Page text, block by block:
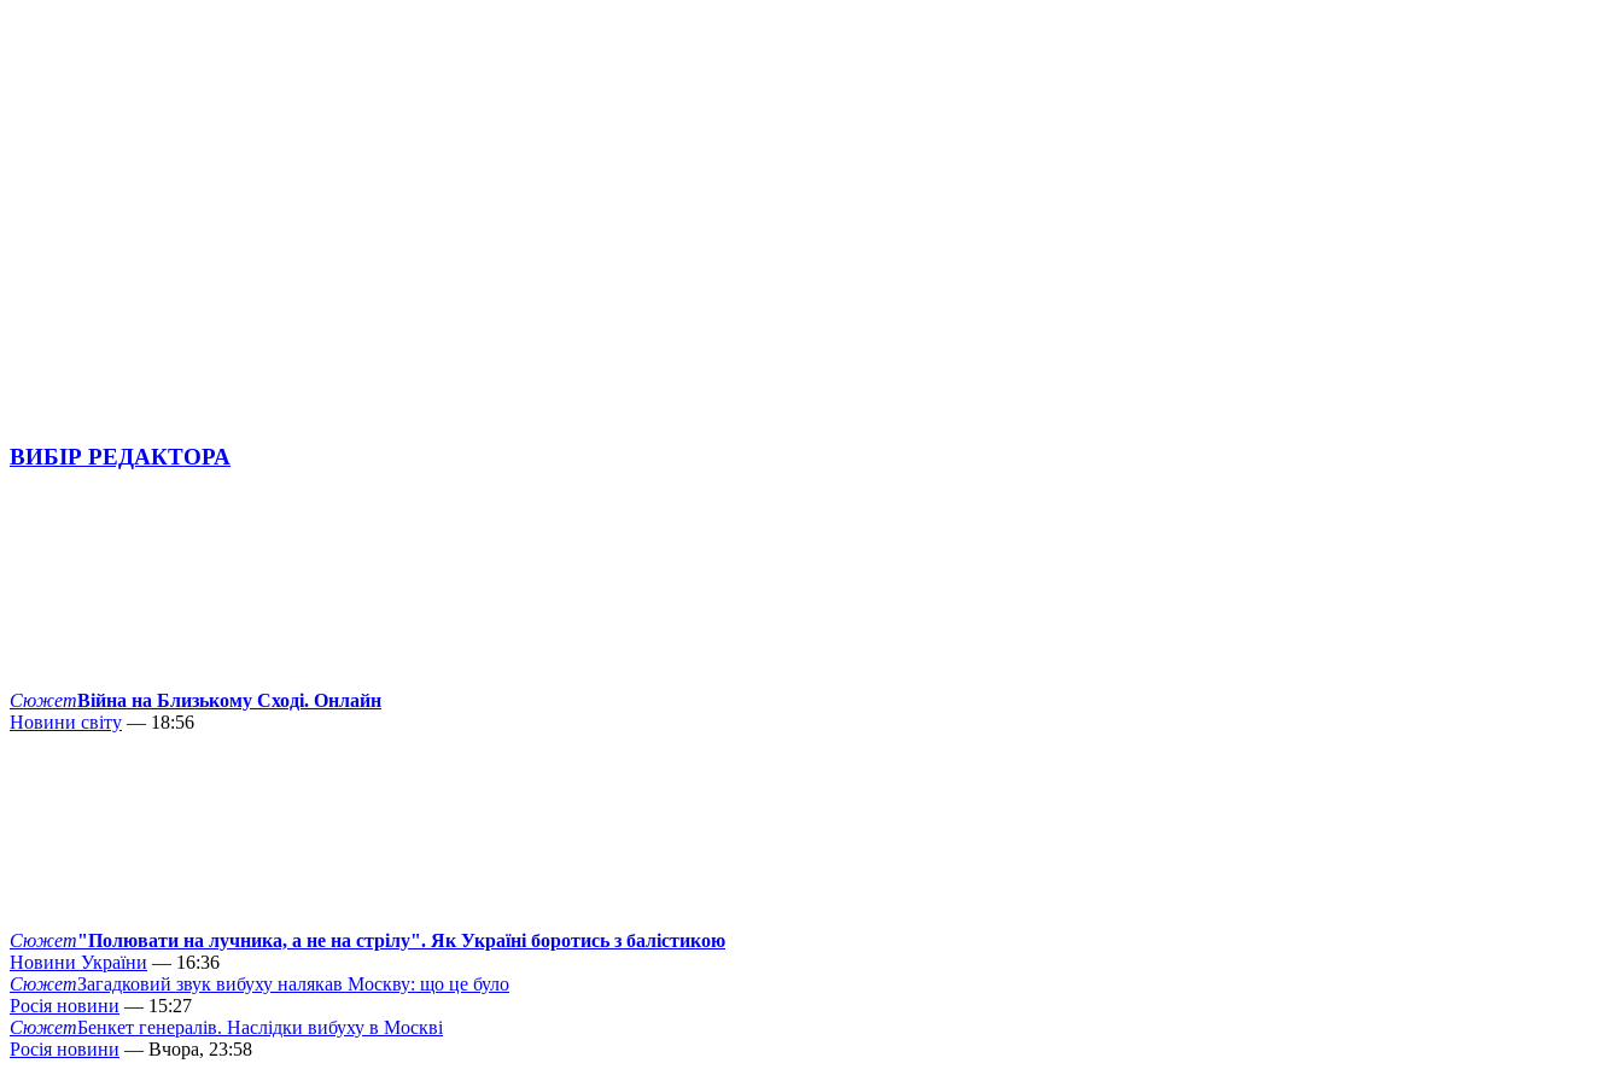
ВИБІР РЕДАКТОРА
СюжетВійна на Близькому Сході. Онлайн
Новини світу — 18:56
Сюжет"Полювати на лучника, а не на стрілу". Як Україні боротись з балістикою
Новини України — 16:36
СюжетЗагадковий звук вибуху налякав Москву: що це було
Росія новини — 15:27
СюжетБенкет генералів. Наслідки вибуху в Москві
Росія новини — Вчора, 23:58